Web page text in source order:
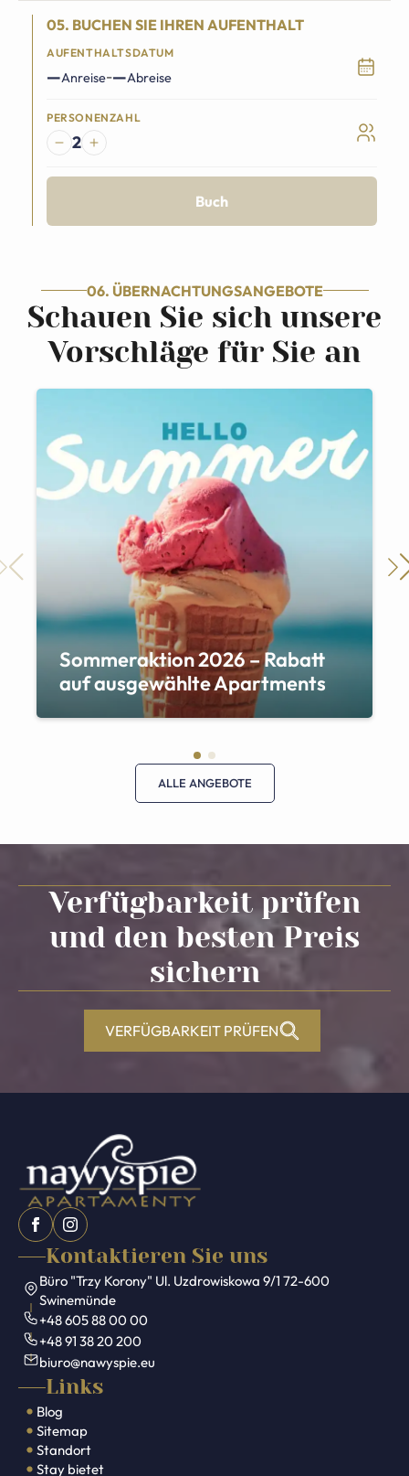
05. BUCHEN SIE IHREN AUFENTHALT
AUFENTHALTSDATUM
—Anreise-—Abreise
PERSONENZAHL
2
Buch
06. ÜBERNACHTUNGSANGEBOTE
Schauen Sie sich unsere
Vorschläge für Sie an
Sommeraktion 2026 – Rabatt
auf ausgewählte Apartments
ALLE ANGEBOTE
Verfügbarkeit prüfen
und den besten Preis
sichern
VERFÜGBARKEIT PRÜFEN
Kontaktieren Sie uns
Büro "Trzy Korony" Ul. Uzdrowiskowa 9/1 72-600
Swinemünde
+48 605 88 00 00
+48 91 38 20 200
biuro@nawyspie.eu
Links
Blog
Sitemap
Standort
Stay bietet